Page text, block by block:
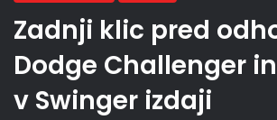
Zadnji klic pred
Dodge Challenger
v Swinger izdaji